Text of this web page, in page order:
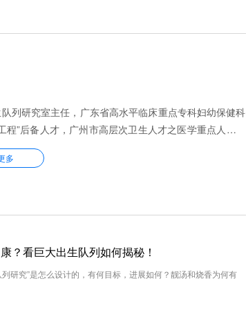
列研究室主任，广东省高水平临床重点专科妇幼保健科
”后备人才，广州市高层次卫生人才之医学重点人才，
山大学硕士研究生导师。
多
？看巨大出生队列如何揭秘！
研究”是怎么设计的，有何目标，进展如何？靓汤和烧香为何有